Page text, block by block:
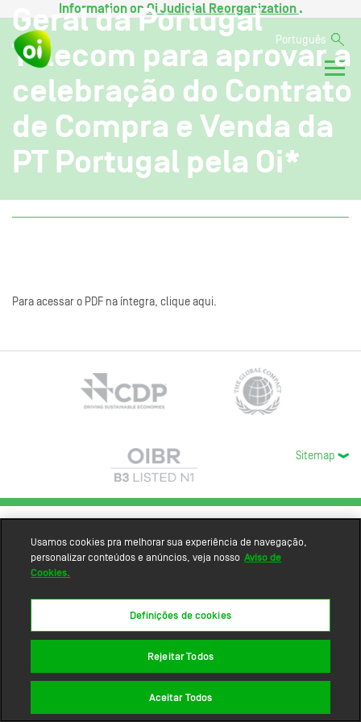
Information onOi Judicial Reorganization .
Português
Geral da Portugal
Telecom para aprovar a
celebração do Contrato
de Compra e Venda da
PT Portugal pela Oi*
Para acessar o PDF na íntegra, clique aqui.
Sitemap
Usamos cookies pra melhorar sua experiência de navegação,
personalizar conteúdos e anúncios, veja nosso Aviso de
Cookies.
Definições de cookies
Rejeitar Todos
Aceitar Todos